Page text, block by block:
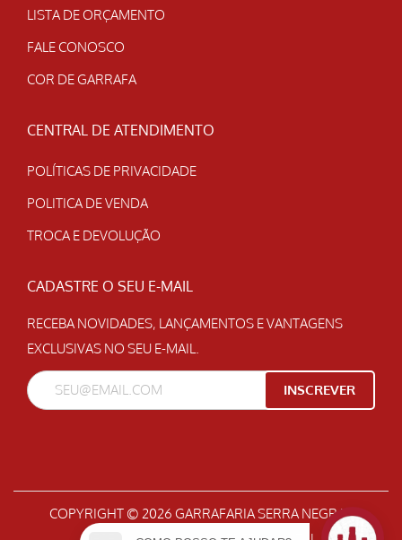
LISTA DE ORÇAMENTO
FALE CONOSCO
COR DE GARRAFA
CENTRAL DE ATENDIMENTO
POLÍTICAS DE PRIVACIDADE
POLITICA DE VENDA
TROCA E DEVOLUÇÃO
CADASTRE O SEU E-MAIL
RECEBA NOVIDADES, LANÇAMENTOS E VANTAGENS
EXCLUSIVAS NO SEU E-MAIL.
COPYRIGHT © 2026 GARRAFARIA SERRA NEGRA|